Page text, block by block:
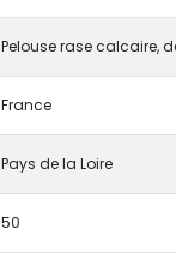
Pelouse rase calcaire,
France
Pays de la Loire
50